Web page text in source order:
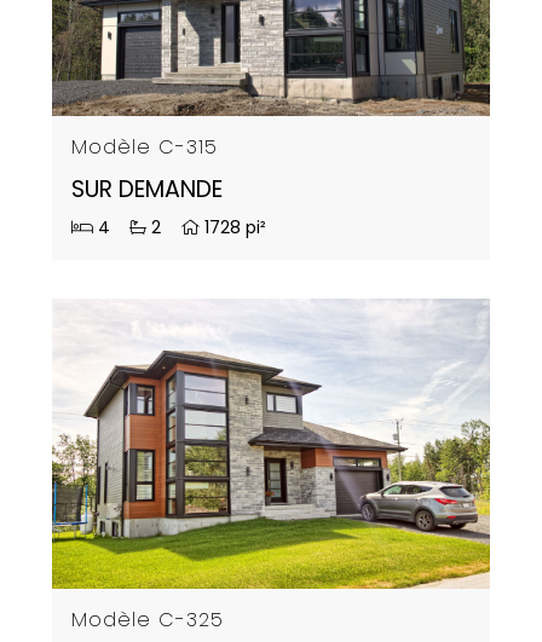
Modèle C-315
SUR DEMANDE
4 2 1728 pi²
Modèle C-325